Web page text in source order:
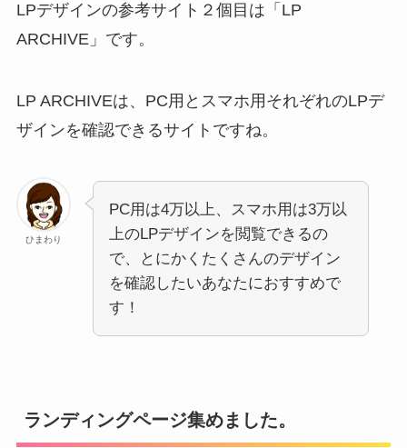
LPデザインの参考サイト２個目は「LP
ARCHIVE」です。
LP ARCHIVEは、PC用とスマホ用それぞれのLPデ
ザインを確認できるサイトですね。
ひまわり
PC用は4万以上、スマホ用は3万以
上のLPデザインを閲覧できるの
で、とにかくたくさんのデザイン
を確認したいあなたにおすすめで
す！
ランディングページ集めました。